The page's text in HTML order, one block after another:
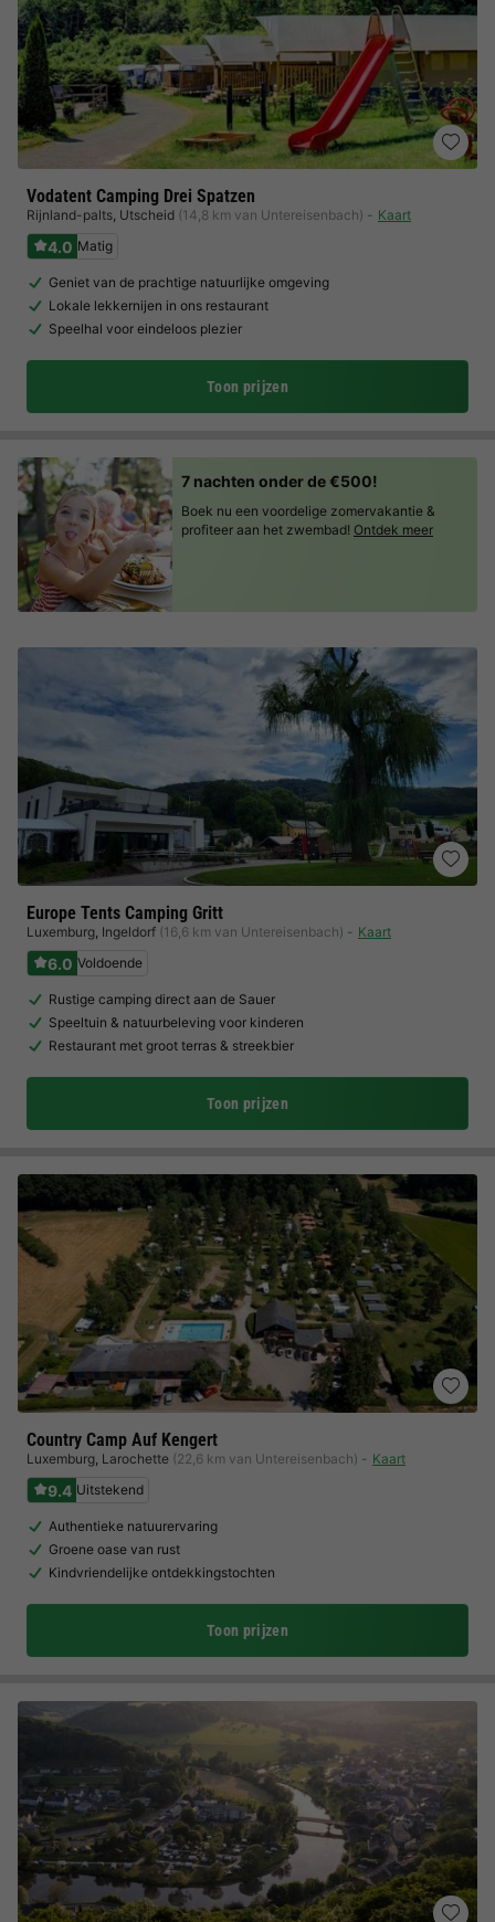
Vodatent Camping Drei Spatzen
Rijnland-palts, Utscheid (14,8 km van Untereisenbach) Kaart
4.0 Matig
Geniet van de prachtige natuurlijke omgeving
Lokale lekkernijen in ons restaurant
Speelhal voor eindeloos plezier
Toon prijzen
Europe Tents Camping Gritt
Luxemburg, Ingeldorf (16,6 km van Untereisenbach) Kaart
6.0 Voldoende
Rustige camping direct aan de Sauer
Speeltuin & natuurbeleving voor kinderen
Restaurant met groot terras & streekbier
Toon prijzen
Country Camp Auf Kengert
Luxemburg, Larochette (22,6 km van Untereisenbach) Kaart
9.4 Uitstekend
Authentieke natuurervaring
Groene oase van rust
Kindvriendelijke ontdekkingstochten
Toon prijzen
7 nachten onder de €500!
Boek nu een voordelige zomervakantie &
profiteer aan het zwembad! Ontdek meer